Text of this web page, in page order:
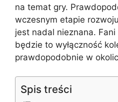
na temat gry.
wczesnym etapie
jest nadal nieznana.
będzie to wyłączność
prawdopodobnie w
Spis treści